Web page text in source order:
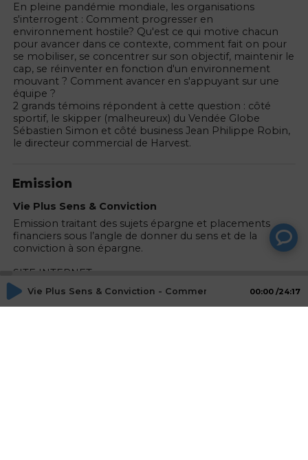
En pleine pandémie mondiale, les organisations
s'interrogent : Comment progresser en
environnement hostile? Qu'est ce qui motive chacun
pour avancer dans ce contexte, comment fait on pour
se mobiliser, se concentrer sur son objectif, maintenir le
cap, se réinventer en fonction d'un environnement
mouvant ? Comment avancer en s'appuyant sur une
équipe ?
2 grands témoins répondent à cette question : côté
sportif, le skipper (malheureux) du Vendée Globe
Sébastien Simon et côté business Jean Philippe Robin,
le directeur commercial de Harvest.
Emission
Vie Plus Sens & Conviction
Emission traitant des sujets épargne et placements
financiers sous l’angle de donner du sens et de la
conviction à son épargne.
SITE INTERNET :
https://www.vieplus.fr/
Vie Plus Sens & Conviction - Comment progresser en
00:00 24:17